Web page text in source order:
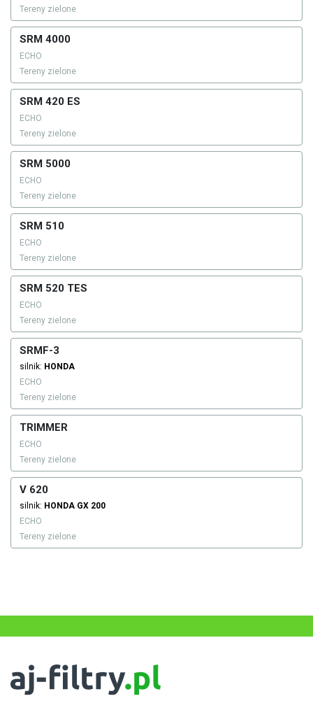
Tereny zielone
SRM 4000
ECHO
Tereny zielone
SRM 420 ES
ECHO
Tereny zielone
SRM 5000
ECHO
Tereny zielone
SRM 510
ECHO
Tereny zielone
SRM 520 TES
ECHO
Tereny zielone
SRMF-3
silnik: HONDA
ECHO
Tereny zielone
TRIMMER
ECHO
Tereny zielone
V 620
silnik: HONDA GX 200
ECHO
Tereny zielone